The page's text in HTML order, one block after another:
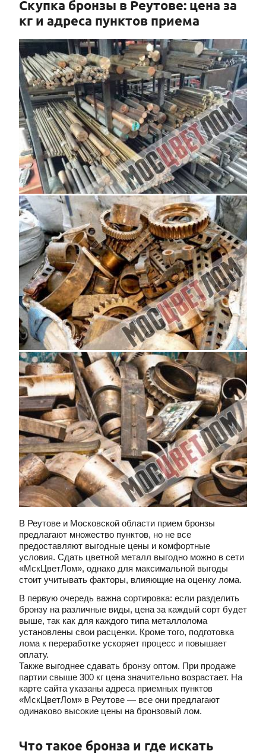
Скупка бронзы в Реутове: цена за
кг и адреса пунктов приема
В Реутове и Московской области прием бронзы
предлагают множество пунктов, но не все
предоставляют выгодные цены и комфортные
условия. Сдать цветной металл выгодно можно в сети
«МскЦветЛом», однако для максимальной выгоды
стоит учитывать факторы, влияющие на оценку лома.
В первую очередь важна сортировка: если разделить
бронзу на различные виды, цена за каждый сорт будет
выше, так как для каждого типа металлолома
установлены свои расценки. Кроме того, подготовка
лома к переработке ускоряет процесс и повышает
оплату.
Также выгоднее сдавать бронзу оптом. При продаже
партии свыше 300 кг цена значительно возрастает. На
карте сайта указаны адреса приемных пунктов
«МскЦветЛом» в Реутове — все они предлагают
одинаково высокие цены на бронзовый лом.
Что такое бронза и где искать